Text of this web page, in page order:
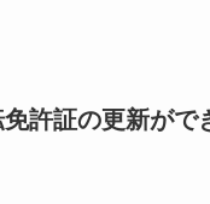
許証の更新がで